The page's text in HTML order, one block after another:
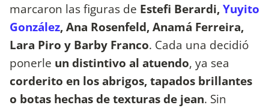
marcaron las figuras de Estefi Berardi,Yuyito
González, Ana Rosenfeld, Anamá Ferreira,
Lara Piro y Barby Franco. Cada una decidió
ponerle un distintivo al atuendo, ya sea
corderito en los abrigos, tapados brillantes
o botas hechas de texturas de jean. Sin